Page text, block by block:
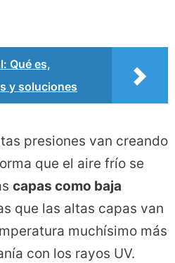
Qué es,
y soluciones
presiones van creando
que el aire frío se
capas como baja
que las altas capas van
muchísimo más
con los rayos UV.